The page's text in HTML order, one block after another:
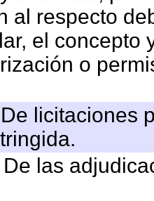
al respecto
el concepto
o
licitaciones
las